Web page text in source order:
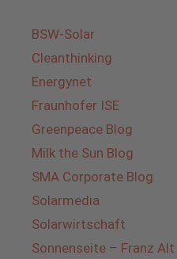
BSW-Solar
Cleanthinking
Energynet
Fraunhofer ISE
Greenpeace Blog
Milk the Sun Blog
SMA Corporate Blog
Solarmedia
Solarwirtschaft
Sonnenseite – Franz Alt